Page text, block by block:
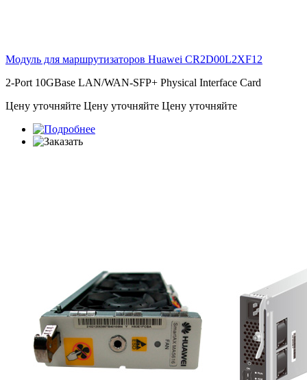
Модуль для маршрутизаторов Huawei CR2D00L2XF12
2-Port 10GBase LAN/WAN-SFP+ Physical Interface Card
Цену уточняйте Цену уточняйте Цену уточняйте